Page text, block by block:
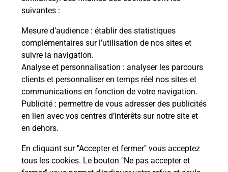
suivantes :
Mesure d’audience : établir des statistiques
complémentaires sur l’utilisation de nos sites et
suivre la navigation.
Analyse et personnalisation : analyser les parcours
clients et personnaliser en temps réel nos sites et
communications en fonction de votre navigation.
Publicité : permettre de vous adresser des publicités
en lien avec vos centres d’intérêts sur notre site et
en dehors.
En cliquant sur "Accepter et fermer" vous acceptez
tous les cookies. Le bouton "Ne pas accepter et
Quel réseau utilise La Poste Mobile ?
Est-ce que je peux garder mon
numéro de mobile gratuitement ?
Est-ce que je peux bénéficier de la 5G
avec La Poste Mobile ?
Est-ce que je peux utiliser mon forfait
Est-ce que je peux payer mon